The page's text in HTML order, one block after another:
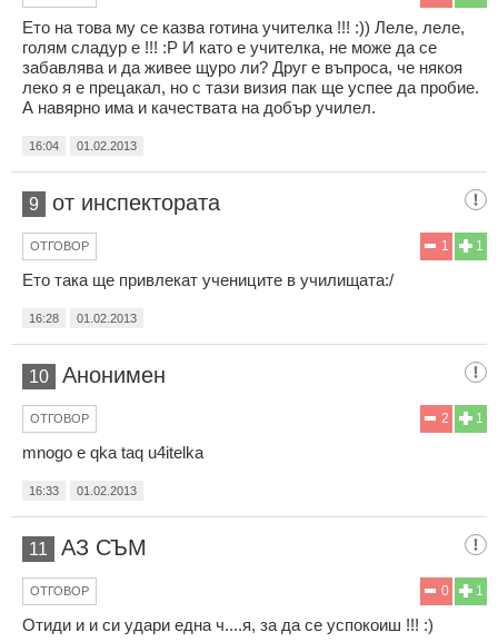
Ето на това му се казва готина учителка !!! :)) Леле, леле,
голям сладур е !!! :P И като е учителка, не може да се
забавлява и да живее щуро ли? Друг е въпроса, че някоя
леко я е прецакал, но с тази визия пак ще успее да пробие.
А навярно има и качествата на добър училел.
16:04 01.02.2013
9 от инспектората
1
1
ОТГОВОР
Ето така ще привлекат учениците в училищата:/
16:28 01.02.2013
10 Анонимен
1
2
ОТГОВОР
mnogo e qka taq u4itelka
16:33 01.02.2013
11 АЗ СЪМ
1
0
ОТГОВОР
Отиди и и си удари една ч....я, за да се успокоиш !!! :)